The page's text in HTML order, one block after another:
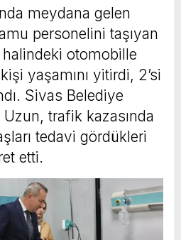
meydana gelen
personelini taşıyan
otomobille
yaşamını yitirdi, 2’si
Sivas Belediye
Uzun, trafik kazasında
tedavi gördükleri
etti.